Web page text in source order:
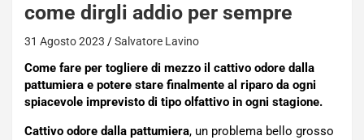
come dirgli addio per sempre
31 Agosto 2023 Salvatore Lavino
Come fare per togliere di mezzo il cattivo odore dalla
pattumiera e potere stare finalmente al riparo da ogni
spiacevole imprevisto di tipo olfattivo in ogni stagione.
Cattivo odore dalla pattumiera, un problema bello grosso